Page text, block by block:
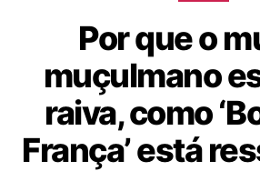
t
e
g
o
r
i
a
Por que o
muçulmano
raiva, como
França’ está